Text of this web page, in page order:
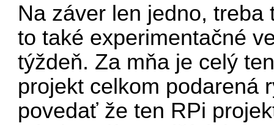
Na záver len jedno,
to také experimentačné
týždeň. Za mňa je celý
projekt celkom podarená
povedať že ten RPi